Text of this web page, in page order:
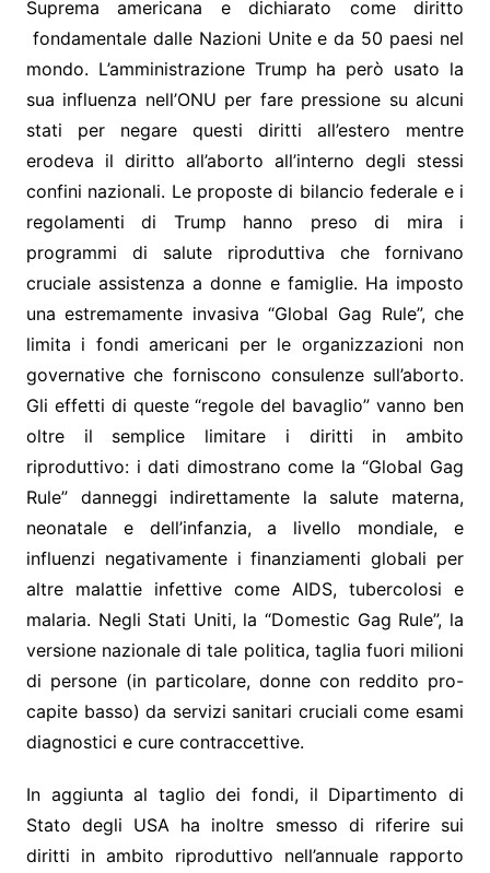
Suprema americana e dichiarato come diritto
fondamentale dalle Nazioni Unite e da 50 paesi nel
mondo. L’amministrazione Trump ha però usato la
sua influenza nell’ONU per fare pressione su alcuni
stati per negare questi diritti all’estero mentre
erodeva il diritto all’aborto all’interno degli stessi
confini nazionali. Le proposte di bilancio federale e i
regolamenti di Trump hanno preso di mira i
programmi di salute riproduttiva che fornivano
cruciale assistenza a donne e famiglie. Ha imposto
una estremamente invasiva “Global Gag Rule”, che
limita i fondi americani per le organizzazioni non
governative che forniscono consulenze sull’aborto.
Gli effetti di queste “regole del bavaglio” vanno ben
oltre il semplice limitare i diritti in ambito
riproduttivo: i dati dimostrano come la “Global Gag
Rule” danneggi indirettamente la salute materna,
neonatale e dell’infanzia, a livello mondiale, e
influenzi negativamente i finanziamenti globali per
altre malattie infettive come AIDS, tubercolosi e
malaria. Negli Stati Uniti, la “Domestic Gag Rule”, la
versione nazionale di tale politica, taglia fuori milioni
di persone (in particolare, donne con reddito pro-
capite basso) da servizi sanitari cruciali come esami
diagnostici e cure contraccettive.
In aggiunta al taglio dei fondi, il Dipartimento di
Stato degli USA ha inoltre smesso di riferire sui
diritti in ambito riproduttivo nell’annuale rapporto